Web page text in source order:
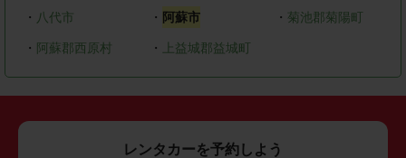
・ 八代市 ・ 阿蘇市 ・ 菊池郡菊陽町
・ 阿蘇郡西原村 ・ 上益城郡益城町
レンタカーを予約しよう